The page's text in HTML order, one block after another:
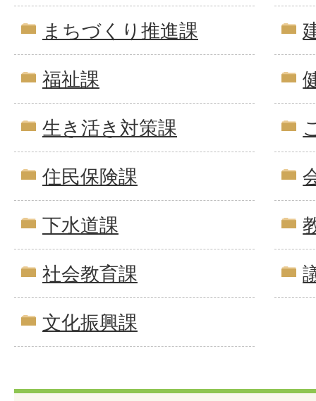
まちづくり推進課
福祉課
生き活き対策課
住民保険課
下水道課
社会教育課
文化振興課